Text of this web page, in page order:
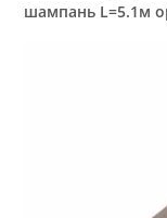
шампань L=5.1м